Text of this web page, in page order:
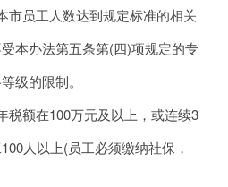
市员工人数达到规定标准的相关
本办法第五条第(四)项规定的专
级的限制。
税额在100万元及以上，或连续3
人以上(员工必须缴纳社保，